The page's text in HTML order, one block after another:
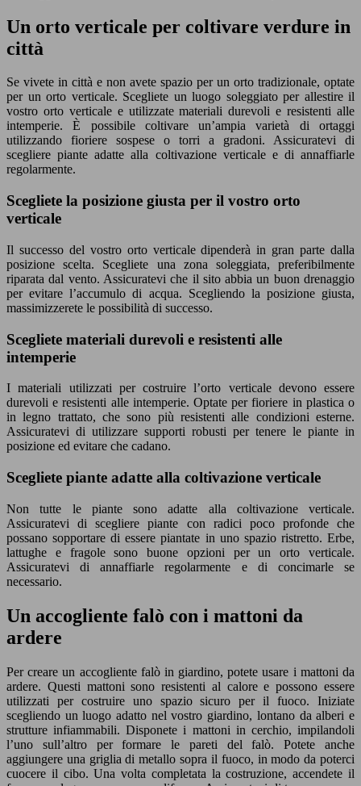
Un orto verticale per coltivare verdure in
città
Se vivete in città e non avete spazio per un orto tradizionale, optate
per un orto verticale. Scegliete un luogo soleggiato per allestire il
vostro orto verticale e utilizzate materiali durevoli e resistenti alle
intemperie. È possibile coltivare un’ampia varietà di ortaggi
utilizzando fioriere sospese o torri a gradoni. Assicuratevi di
scegliere piante adatte alla coltivazione verticale e di annaffiarle
regolarmente.
Scegliete la posizione giusta per il vostro orto
verticale
Il successo del vostro orto verticale dipenderà in gran parte dalla
posizione scelta. Scegliete una zona soleggiata, preferibilmente
riparata dal vento. Assicuratevi che il sito abbia un buon drenaggio
per evitare l’accumulo di acqua. Scegliendo la posizione giusta,
massimizzerete le possibilità di successo.
Scegliete materiali durevoli e resistenti alle
intemperie
I materiali utilizzati per costruire l’orto verticale devono essere
durevoli e resistenti alle intemperie. Optate per fioriere in plastica o
in legno trattato, che sono più resistenti alle condizioni esterne.
Assicuratevi di utilizzare supporti robusti per tenere le piante in
posizione ed evitare che cadano.
Scegliete piante adatte alla coltivazione verticale
Non tutte le piante sono adatte alla coltivazione verticale.
Assicuratevi di scegliere piante con radici poco profonde che
possano sopportare di essere piantate in uno spazio ristretto. Erbe,
lattughe e fragole sono buone opzioni per un orto verticale.
Assicuratevi di annaffiarle regolarmente e di concimarle se
necessario.
Un accogliente falò con i mattoni da
ardere
Per creare un accogliente falò in giardino, potete usare i mattoni da
ardere. Questi mattoni sono resistenti al calore e possono essere
utilizzati per costruire uno spazio sicuro per il fuoco. Iniziate
scegliendo un luogo adatto nel vostro giardino, lontano da alberi e
strutture infiammabili. Disponete i mattoni in cerchio, impilandoli
l’uno sull’altro per formare le pareti del falò. Potete anche
aggiungere una griglia di metallo sopra il fuoco, in modo da poterci
cuocere il cibo. Una volta completata la costruzione, accendete il